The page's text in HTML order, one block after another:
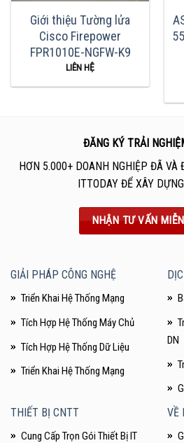
Giới thiệu Tường lửa
Cisco Firepower
FPR1010E-NGFW-K9
LIÊN HỆ
ĐĂNG KÝ TRẢI
HƠN 5.000+ DOANH NGHIỆP ĐÃ VÀ
ITTODAY ĐỂ XÂY
NHẬN TƯ VẤN
GIẢI PHÁP CÔNG NGHỆ
Triển Khai Hệ Thống Mạng
Tích Hợp Hệ Thống Máy Chủ
Tích Hợp Hệ Thống Dữ Liệu
Triển Khai Hệ Thống Mạng
DN
THIẾT BỊ CNTT
Cung Cấp Trọn Gói Thiết Bị IT
VỀ